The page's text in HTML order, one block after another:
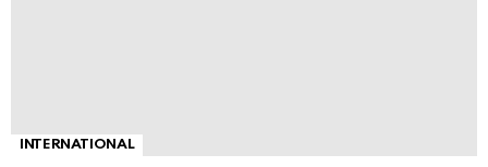
INTERNATIONAL